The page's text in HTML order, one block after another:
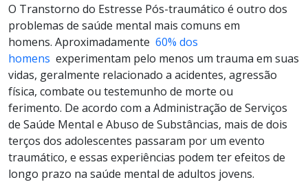
O Transtorno do Estresse Pós-traumático é outro dos
problemas de saúde mental mais comuns em
homens. Aproximadamente 60% dos
homens experimentam pelo menos um trauma em suas
vidas, geralmente relacionado a acidentes, agressão
física, combate ou testemunho de morte ou
ferimento. De acordo com a Administração de Serviços
de Saúde Mental e Abuso de Substâncias, mais de dois
terços dos adolescentes passaram por um evento
traumático, e essas experiências podem ter efeitos de
longo prazo na saúde mental de adultos jovens.